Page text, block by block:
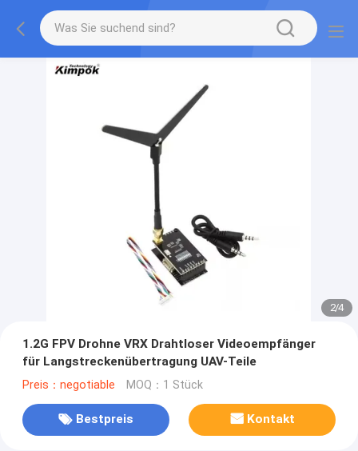
2/4
1.2G FPV Drohne VRX Drahtloser Videoempfänger
für Langstreckenübertragung UAV-Teile
Preis：negotiable MOQ：1 Stück
Bestpreis Kontakt